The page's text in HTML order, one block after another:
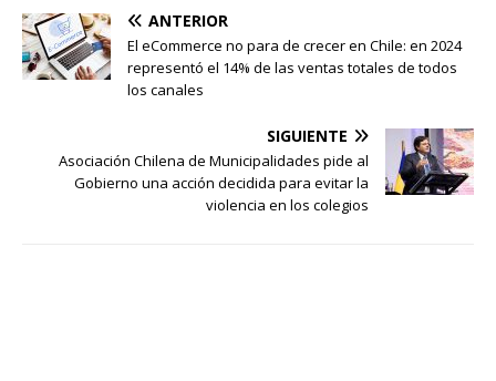
ANTERIOR
El eCommerce no para de crecer en Chile: en 2024
representó el 14% de las ventas totales de todos
los canales
SIGUIENTE
Asociación Chilena de Municipalidades pide al
Gobierno una acción decidida para evitar la
violencia en los colegios